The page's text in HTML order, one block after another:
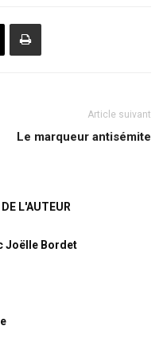
Article suivant
Le marqueur antisémite
L'AUTEUR
Joëlle Bordet